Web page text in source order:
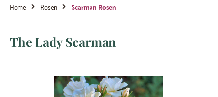
Home Rosen Scarman Rosen
The Lady Scarman
Bildergalerie überspringen